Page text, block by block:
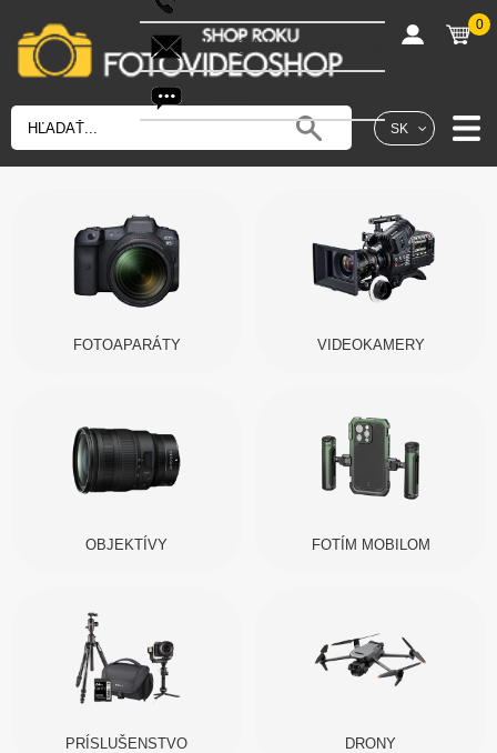
SK
shop@fotovideoshop.sk
0
FOTOAPARÁTY VIDEOKAMERY
OBJEKTÍVY FOTÍM MOBILOM
PRÍSLUŠENSTVO DRONY